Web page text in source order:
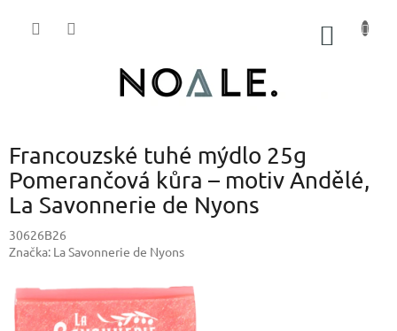
Francouzské tuhé mýdlo 25g
Pomerančová kůra – motiv Andělé,
La Savonnerie de Nyons
30626B26
Značka: La Savonnerie de Nyons